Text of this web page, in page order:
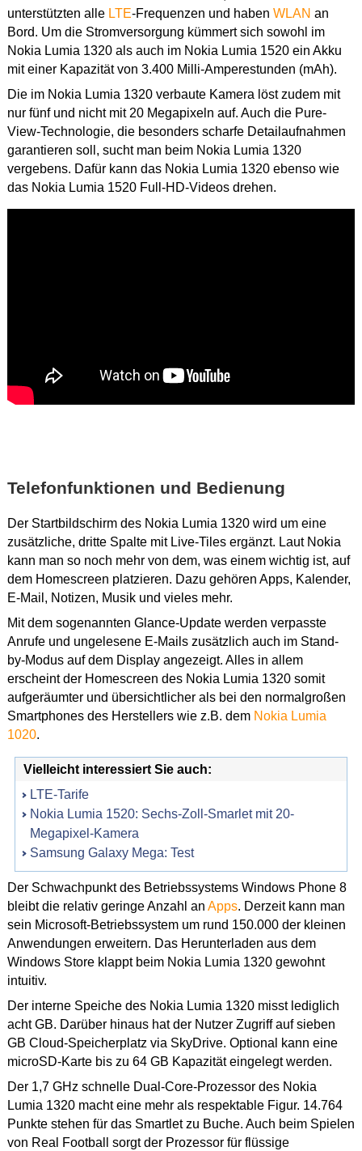
unterstützten alle LTE-Frequenzen und haben WLAN an
Bord. Um die Stromversorgung kümmert sich sowohl im
Nokia Lumia 1320 als auch im Nokia Lumia 1520 ein Akku
mit einer Kapazität von 3.400 Milli-Amperestunden (mAh).
Die im Nokia Lumia 1320 verbaute Kamera löst zudem mit
nur fünf und nicht mit 20 Megapixeln auf. Auch die Pure-
View-Technologie, die besonders scharfe Detailaufnahmen
garantieren soll, sucht man beim Nokia Lumia 1320
vergebens. Dafür kann das Nokia Lumia 1320 ebenso wie
das Nokia Lumia 1520 Full-HD-Videos drehen.
Telefonfunktionen und Bedienung
Der Startbildschirm des Nokia Lumia 1320 wird um eine
zusätzliche, dritte Spalte mit Live-Tiles ergänzt. Laut Nokia
kann man so noch mehr von dem, was einem wichtig ist, auf
dem Homescreen platzieren. Dazu gehören Apps, Kalender,
E-Mail, Notizen, Musik und vieles mehr.
Mit dem sogenannten Glance-Update werden verpasste
Anrufe und ungelesene E-Mails zusätzlich auch im Stand-
by-Modus auf dem Display angezeigt. Alles in allem
erscheint der Homescreen des Nokia Lumia 1320 somit
aufgeräumter und übersichtlicher als bei den normalgroßen
Smartphones des Herstellers wie z.B. dem Nokia Lumia
1020.
Vielleicht interessiert Sie auch:
LTE-Tarife
Nokia Lumia 1520: Sechs-Zoll-Smarlet mit 20-
Megapixel-Kamera
Samsung Galaxy Mega: Test
Der Schwachpunkt des Betriebssystems Windows Phone 8
bleibt die relativ geringe Anzahl an Apps. Derzeit kann man
sein Microsoft-Betriebssystem um rund 150.000 der kleinen
Anwendungen erweitern. Das Herunterladen aus dem
Windows Store klappt beim Nokia Lumia 1320 gewohnt
intuitiv.
Der interne Speiche des Nokia Lumia 1320 misst lediglich
acht GB. Darüber hinaus hat der Nutzer Zugriff auf sieben
GB Cloud-Speicherplatz via SkyDrive. Optional kann eine
microSD-Karte bis zu 64 GB Kapazität eingelegt werden.
Der 1,7 GHz schnelle Dual-Core-Prozessor des Nokia
Lumia 1320 macht eine mehr als respektable Figur. 14.764
Punkte stehen für das Smartlet zu Buche. Auch beim Spielen
von Real Football sorgt der Prozessor für flüssige